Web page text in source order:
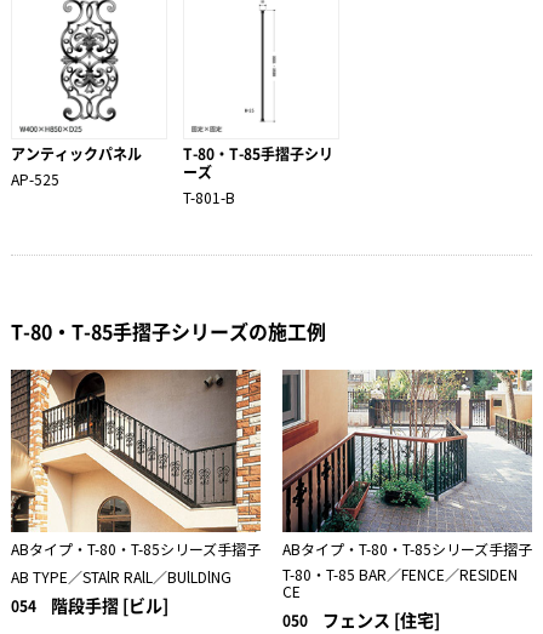
アンティックパネル
AP-525
T-80・T-85手摺子シリ
ーズ
T-801-B
T-80・T-85手摺子シリーズの施工例
ABタイプ・T-80・T-85シリーズ手摺子
AB TYPE／STAlR RAlL／BUlLDlNG
054 階段手摺 [ビル]
ABタイプ・T-80・T-85シリーズ手摺子
T-80・T-85 BAR／FENCE／RESIDEN
CE
050 フェンス [住宅]